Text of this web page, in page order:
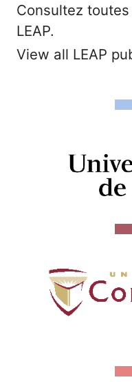
Consultez
LEAP.
View all LEAP